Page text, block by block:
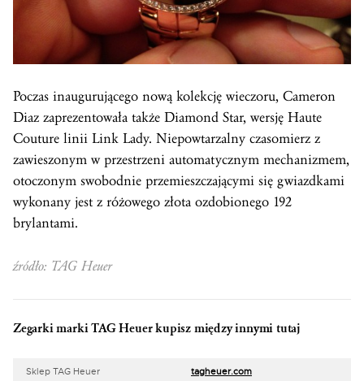
Poczas inaugurującego nową kolekcję wieczoru, Cameron
Diaz zaprezentowała także Diamond Star, wersję Haute
Couture linii Link Lady. Niepowtarzalny czasomierz z
zawieszonym w przestrzeni automatycznym mechanizmem,
otoczonym swobodnie przemieszczającymi się gwiazdkami
wykonany jest z różowego złota ozdobionego 192
brylantami.
źródło: TAG Heuer
Zegarki marki TAG Heuer kupisz między innymi tutaj
Sklep TAG Heuer tagheuer.com